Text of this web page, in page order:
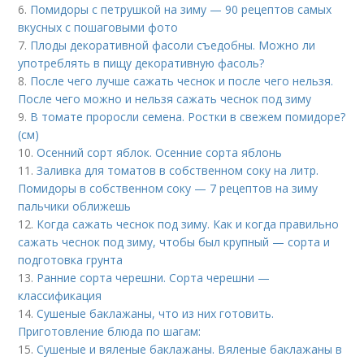
6. Помидоры с петрушкой на зиму — 90 рецептов самых
вкусных с пошаговыми фото
7. Плоды декоративной фасоли съедобны. Можно ли
употреблять в пищу декоративную фасоль?
8. После чего лучше сажать чеснок и после чего нельзя.
После чего можно и нельзя сажать чеснок под зиму
9. В томате проросли семена. Ростки в свежем помидоре?
(см)
10.Осенний сорт яблок. Осенние сорта яблонь
11.Заливка для томатов в собственном соку на литр.
Помидоры в собственном соку — 7 рецептов на зиму
пальчики оближешь
12. Когда сажать чеснок под зиму. Как и когда правильно
сажать чеснок под зиму, чтобы был крупный — сорта и
подготовка грунта
13. Ранние сорта черешни. Сорта черешни —
классификация
14.Сушеные баклажаны, что из них готовить.
Приготовление блюда по шагам:
15.Сушеные и вяленые баклажаны. Вяленые баклажаны в